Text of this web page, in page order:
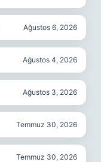
Ağustos 6, 2026
Ağustos 4, 2026
Ağustos 3, 2026
Temmuz 30, 2026
Temmuz 30, 2026